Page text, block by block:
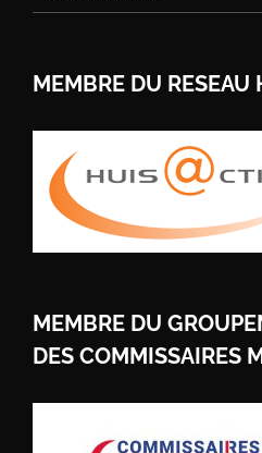
MEMBRE DU RESEAU
MEMBRE DU
DES COMMISSAIRES